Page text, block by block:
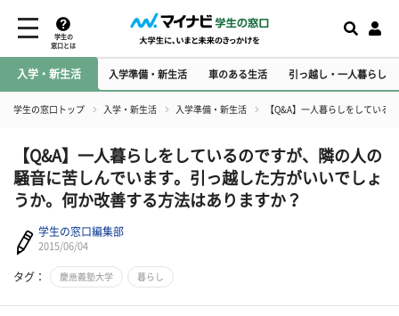
学生の
窓口とは
入学・新生活 入学準備・新生活 車のある生活 引っ越し・一人暮らし
学生の窓口トップ 入学・新生活 入学準備・新生活 【Q&A】一人暮らしをしている
【Q&A】一人暮らしをしているのですが、隣の人の
騒音に苦しんでいます。引っ越した方がいいでしょ
うか。何か改善する方法はありますか？
学生の窓口編集部
2015/06/04
タグ： 慶應義塾大学 暮らし